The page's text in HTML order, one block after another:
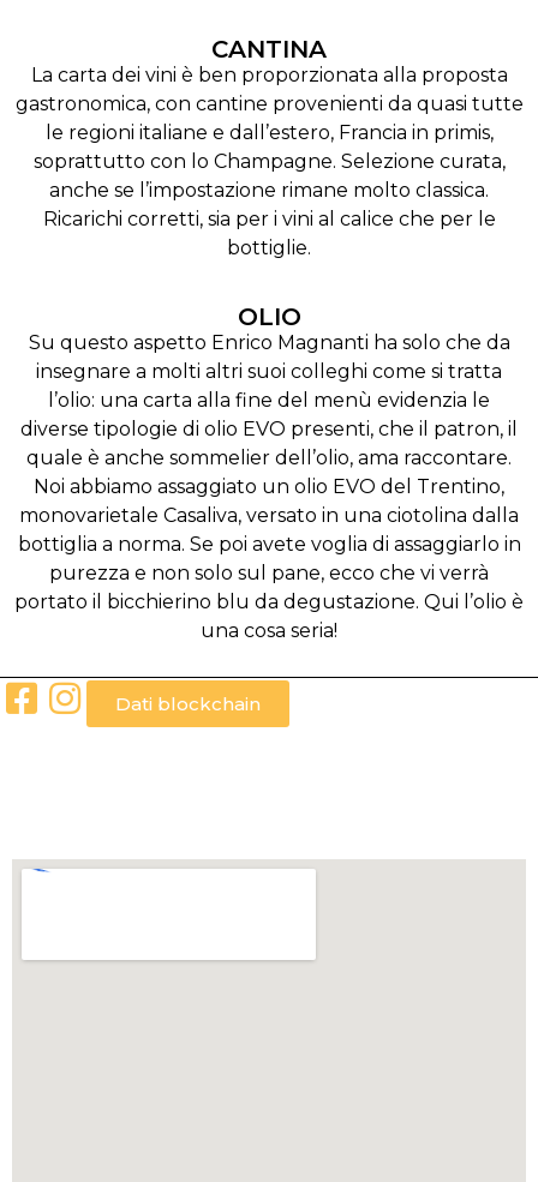
CANTINA
La carta dei vini è ben proporzionata alla proposta
gastronomica, con cantine provenienti da quasi tutte
le regioni italiane e dall’estero, Francia in primis,
soprattutto con lo Champagne. Selezione curata,
anche se l’impostazione rimane molto classica.
Ricarichi corretti, sia per i vini al calice che per le
bottiglie.
OLIO
Su questo aspetto Enrico Magnanti ha solo che da
insegnare a molti altri suoi colleghi come si tratta
l’olio: una carta alla fine del menù evidenzia le
diverse tipologie di olio EVO presenti, che il patron, il
quale è anche sommelier dell’olio, ama raccontare.
Noi abbiamo assaggiato un olio EVO del Trentino,
monovarietale Casaliva, versato in una ciotolina dalla
bottiglia a norma. Se poi avete voglia di assaggiarlo in
purezza e non solo sul pane, ecco che vi verrà
portato il bicchierino blu da degustazione. Qui l’olio è
una cosa seria!
Dati blockchain